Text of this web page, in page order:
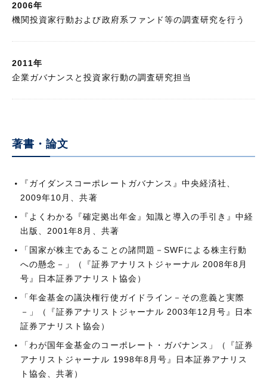
2006年
機関投資家行動および政府系ファンド等の調査研究を行う
2011年
企業ガバナンスと投資家行動の調査研究担当
著書・論文
『ガイダンスコーポレートガバナンス』中央経済社、
2009年10月、共著
『よくわかる『確定拠出年金』知識と導入の手引き』中経
出版、2001年8月、共著
「国家が株主であることの諸問題－SWFによる株主行動
への懸念－」（『証券アナリストジャーナル 2008年8月
号』日本証券アナリスト協会）
「年金基金の議決権行使ガイドライン－その意義と実際
－」（『証券アナリストジャーナル 2003年12月号』日本
証券アナリスト協会）
「わが国年金基金のコーポレート・ガバナンス」（『証券
アナリストジャーナル 1998年8月号』日本証券アナリス
ト協会、共著）